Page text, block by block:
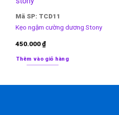
Mã SP: TCD11
Kẹo ngậm cường dương Stony
450.000₫
Thêm vào giỏ hàng